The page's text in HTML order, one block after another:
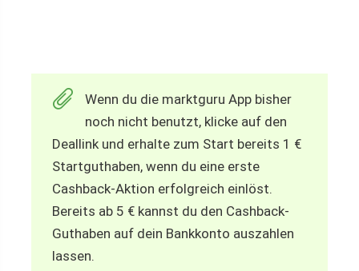
Wenn du die marktguru App bisher
noch nicht benutzt, klicke auf den
Deallink und erhalte zum Start bereits 1 €
Startguthaben, wenn du eine erste
Cashback-Aktion erfolgreich einlöst.
Bereits ab 5 € kannst du den Cashback-
Guthaben auf dein Bankkonto auszahlen
lassen.